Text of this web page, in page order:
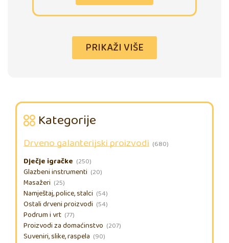
Kategorije
Drveno galanterijski proizvodi (680)
Dječje igračke (250)
Glazbeni instrumenti (20)
Masažeri (25)
Namještaj, police, stalci (54)
Ostali drveni proizvodi (54)
Podrum i vrt (77)
Proizvodi za domaćinstvo (207)
Suveniri, slike, raspela (90)
PRIKAŽI VIŠE